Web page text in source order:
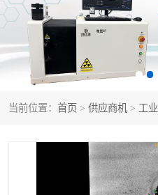
当前位置： 首页 > 供应商机 > 工
宠物X光机DR
电力探伤仪耐张线夹探伤
仪
工业CT
C型臂
管道焊缝探伤X光机DR